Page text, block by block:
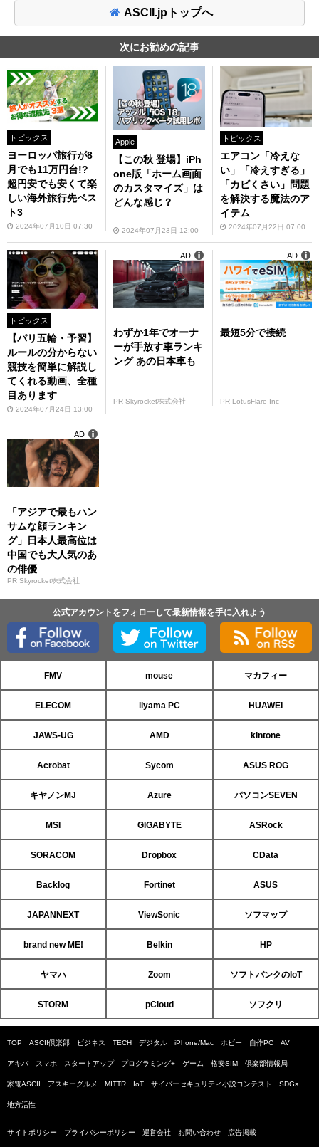
ASCII.jpトップへ
次にお勧めの記事
トピックス
ヨーロッパ旅行が8
月でも11万円台!?
超円安でも安くて楽
しい海外旅行先ベス
ト3
2024年07月10日 07:30
Apple
【この秋 登場】iPh
one版「ホーム画面
のカスタマイズ」は
どんな感じ？
2024年07月23日 12:00
トピックス
エアコン「冷えな
い」「冷えすぎる」
「カビくさい」問題
を解決する魔法のア
イテム
2024年07月22日 07:00
トピックス
【パリ五輪・予習】
ルールの分からない
競技を簡単に解説し
てくれる動画、全種
目あります
2024年07月24日 13:00
わずか1年でオーナ
ーが手放す車ランキ
ング あの日本車も
PR Skyrocket株式会社
AD
最短5分で接続
PR LotusFlare Inc
AD
「アジアで最もハン
サムな顔ランキン
グ」日本人最高位は
中国でも大人気のあ
の俳優
PR Skyrocket株式会社
AD
公式アカウントをフォローして最新情報を手に入れよう
FMV mouse マカフィー
ELECOM iiyama PC HUAWEI
JAWS-UG AMD kintone
Acrobat Sycom ASUS ROG
キヤノンMJ Azure パソコンSEVEN
MSI GIGABYTE ASRock
SORACOM Dropbox CData
Backlog Fortinet ASUS
JAPANNEXT ViewSonic ソフマップ
brand new ME! Belkin HP
ヤマハ Zoom ソフトバンクのIoT
STORM pCloud ソフクリ
TOP ASCII倶楽部 ビジネス TECH デジタル iPhone/Mac ホビー 自作PC AV
アキバ スマホ スタートアップ プログラミング+ ゲーム 格安SIM 倶楽部情報局
家電ASCII アスキーグルメ MITTR IoT サイバーセキュリティ小説コンテスト SDGs
地方活性
サイトポリシー プライバシーポリシー 運営会社 お問い合わせ 広告掲載